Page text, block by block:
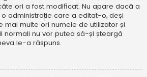
ori a fost modificat. Nu apare dacă a
administrație care a editat-o, deși
mai multe ori numele de utilizator și
normali nu vor putea să-și șteargă
le-a răspuns.